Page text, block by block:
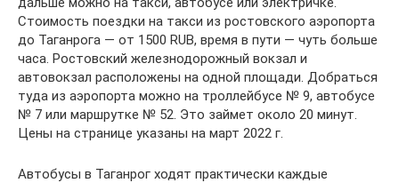
Стоимость поездки на такси из ростовского аэропорта
до Таганрога — от 1500 RUB, время в пути — чуть больше
часа. Ростовский железнодорожный вокзал и
автовокзал расположены на одной площади. Добраться
туда из аэропорта можно на троллейбусе № 9, автобусе
№ 7 или маршрутке № 52. Это займет около 20 минут.
Цены на странице указаны на март 2022 г.
Автобусы в Таганрог ходят практически каждые